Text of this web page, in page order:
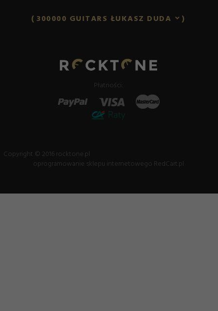
300000 GUITARS ŁUKASZ DUDA
Płatności:
Copyright © 2016 rocktone.pl
oprogramowanie sklepu internetowego RedCart.pl